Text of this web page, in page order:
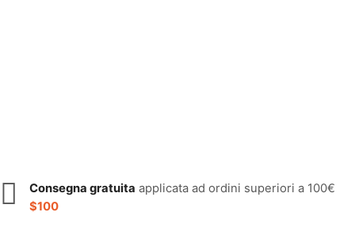
Consegna gratuita applicata ad ordini superiori a 100€
$100